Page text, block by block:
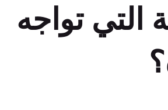
التي تواجه